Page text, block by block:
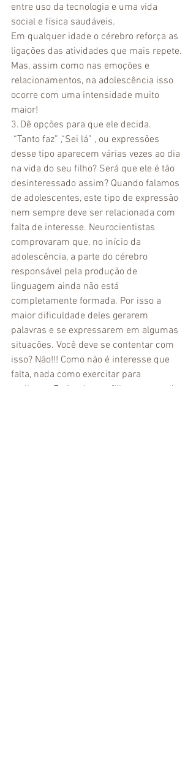
entre uso da tecnologia e uma vida
social e física saudáveis.
Em qualquer idade o cérebro reforça as
ligações das atividades que mais repete.
Mas, assim como nas emoções e
relacionamentos, na adolescência isso
ocorre com uma intensidade muito
maior!
3. Dê opções para que ele decida.
“Tanto faz” ,“Sei lá” , ou expressões
desse tipo aparecem várias vezes ao dia
na vida do seu filho? Será que ele é tão
desinteressado assim? Quando falamos
de adolescentes, este tipo de expressão
nem sempre deve ser relacionada com
falta de interesse. Neurocientistas
comprovaram que, no início da
adolescência, a parte do cérebro
responsável pela produção de
linguagem ainda não está
completamente formada. Por isso a
maior dificuldade deles gerarem
palavras e se expressarem em algumas
situações. Você deve se contentar com
isso? Não!!! Como não é interesse que
falta, nada como exercitar para
melhorar. Estimule seu filho a responder